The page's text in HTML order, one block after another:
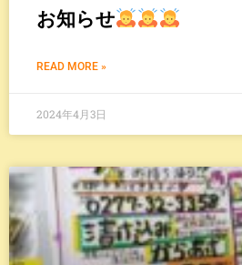
お知らせ
READ MORE »
2024年4月3日